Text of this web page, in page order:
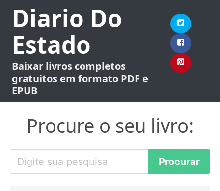
Diario Do
Estado
Baixar livros completos
gratuitos em formato PDF e
EPUB
Procure o seu livro: